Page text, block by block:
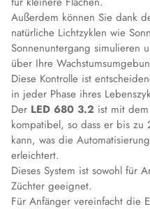
Außerdem können Sie dank
natürliche Lichtzyklen wie
Sonnenuntergang simulieren
über Ihre
Diese Kontrolle ist
in jeder Phase ihres
Der LED 680 3.2 ist mit dem
kompatibel, so dass er bis
kann, was die
erleichtert.
Dieses System ist sowohl für
Züchter geeignet.
Für Anfänger vereinfacht die